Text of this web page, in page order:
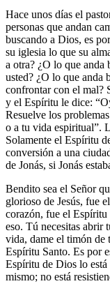
Hace unos días el
personas que andan
buscando a Dios, es
su iglesia lo que su
a otra? ¿O lo que anda
usted? ¿O lo que anda
confrontar con el mal?
y el Espíritu le dice:
Resuelve los
o a tu vida espiritual”.
Solamente el Espíritu
conversión a una
de Jonás, si Jonás
Bendito sea el Señor
glorioso de Jesús, fue
corazón, fue el
eso. Tú necesitas abrir
vida, dame el timón de
Espíritu Santo. Es por
Espíritu de Dios lo está
mismo; no está